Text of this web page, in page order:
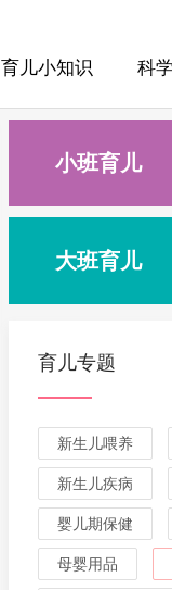
育儿小知识 科
小班育儿
大班育儿
育儿专题
新生儿喂养
新生儿疾病
婴儿期保健
母婴用品